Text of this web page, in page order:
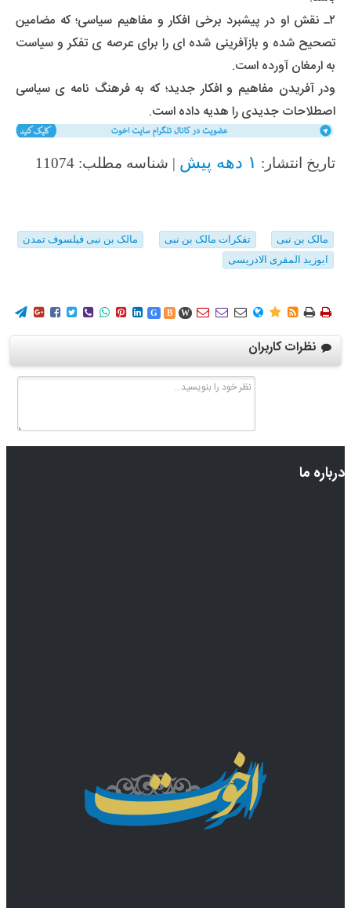
۲ـ نقش او در پیشبرد برخی افکار و مفاهیم سیاسی؛ که مضامین
تصحیح شده و بازآفرینی شده ای را برای عرصه ی تفکر و سیاست
به ارمغان آورده است.
ودر آفریدن مفاهیم و افکار جدید؛ که به فرهنگ نامه ی سیاسی
اصطلاحات جدیدی را هدیه داده است.
تاریخ انتشار: ۱ دهه پیش | شناسه مطلب: 11074
مالک بن نبی تفکرات مالک بن نبی
مالک بن نبی فیلسوف تمدن
ابوزید المقری الادریسی
        G B W        
نظرات کاربران
درباره ما